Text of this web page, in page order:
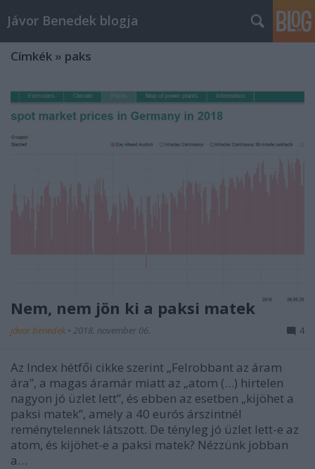
Jávor Benedek blogja
Címkék » paks
Nem, nem jön ki a paksi matek
jávor benedek • 2018. november 06. 4
Az Index hétfői cikke szerint „Felrobbant az áram
ára”, a magas áramár miatt az „atom (…) hirtelen
nagyon jó üzlet lett”, és ebben az esetben „kijöhet a
paksi matek”, amely a 40 eurós árszintnél
reménytelennek látszott. De tényleg jó üzlet lett-e az
atom, és kijöhet-e a paksi matek? Nézzünk jobban
a…